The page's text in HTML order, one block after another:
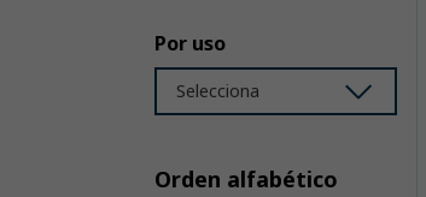
Por uso
Selecciona
Orden alfabético